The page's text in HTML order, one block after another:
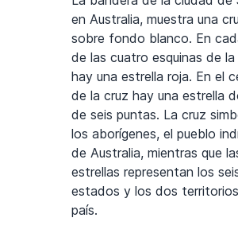
en Australia, muestra una
sobre fondo blanco. En
de las cuatro esquinas de la
hay una estrella roja. En el
de la cruz hay una estrella
de seis puntas. La cruz
los aborígenes, el pueblo
de Australia, mientras que
estrellas representan los
estados y los dos
país.